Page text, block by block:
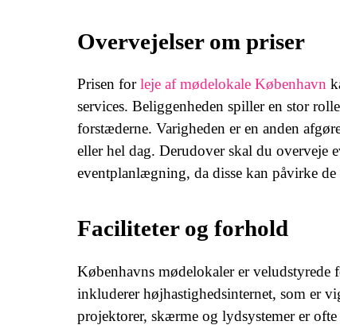
Overvejelser om priser
Prisen forleje af mødelokale København
services. Beliggenheden spiller en stor
forstæderne. Varigheden er en anden
eller hel dag. Derudover skal du overveje
eventplanlægning, da disse kan påvirke de
Faciliteter og forhold
Københavns mødelokaler er
inkluderer højhastighedsinternet, som er
projektorer, skærme og lydsystemer er